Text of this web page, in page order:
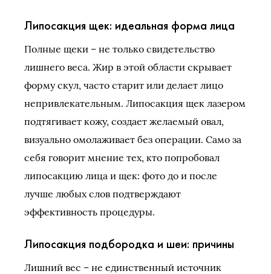
Липосакция щек: идеальная форма лица
Полные щеки – не только свидетельство
лишнего веса. Жир в этой области скрывает
форму скул, часто старит или делает лицо
непривлекательным. Липосакция щек лазером
подтягивает кожу, создает желаемый овал,
визуально омолаживает без операции. Само за
себя говорит мнение тех, кто попробовал
липосакцию лица и щек: фото до и после
лучше любых слов подтверждают
эффективность процедуры.
Липосакция подбородка и шеи: причины
Лишний вес – не единственный источник